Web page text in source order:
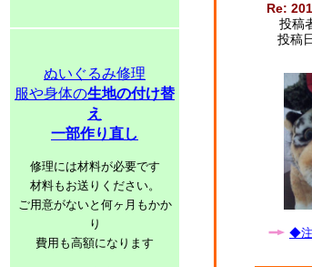
ぬいぐるみ修理
服や身体の生地の付け替
え
一部作り直し
修理には材料が必要です
材料もお送りください。
ご用意がないと何ヶ月もかか
り
費用も高額になります
Re:
投稿
投稿
◆注